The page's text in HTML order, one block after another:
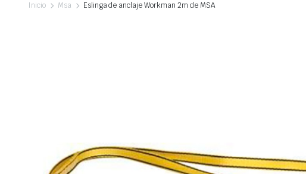
Inicio Msa Eslinga de anclaje Workman 2m de MSA